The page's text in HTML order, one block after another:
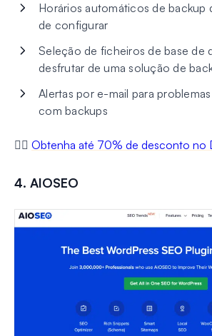
Horários automáticos de backup
de configurar
Seleção de ficheiros de base de
desfrutar de uma solução de
Alertas por e-mail para
com backups
👉🏼 Obtenha até 70% de desconto no
4. AIOSEO